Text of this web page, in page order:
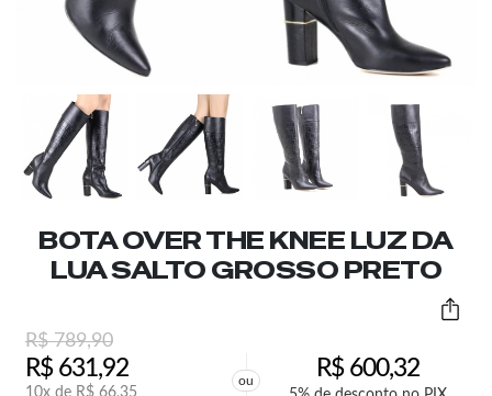
BOTA OVER THE KNEE LUZ DA
LUA SALTO GROSSO PRETO
R$789,90
R$631,92
10x de R$ 66,35
ou R$600,32